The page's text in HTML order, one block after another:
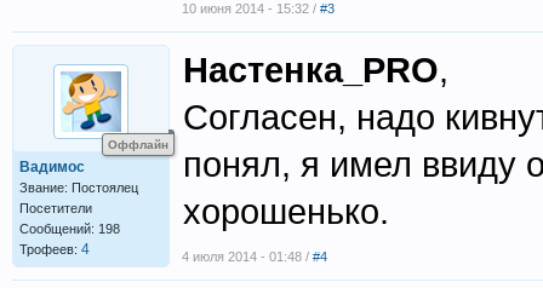
10 июня 2014 - 15:32 / #3
Оффлайн
Вадимос
Звание: Постоялец
Посетители
Сообщений: 198
Трофеев: 4
Настенка_PRO,
Согласен, надо
понял, я имел ввиду
хорошенько.
4 июля 2014 - 01:48 / #4